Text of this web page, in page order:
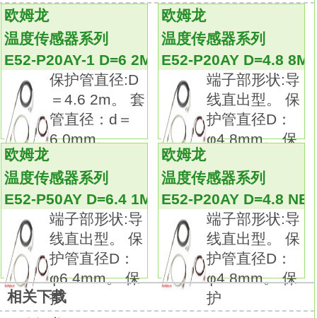
最大256段的程序容量，
支持多种应用程序。
可设定最多8个程序(模式)×32段(步)的程序
E52-P20AY D=6.4 1M
采用高25mm(E5AC-T)、18mm(E5AC-T)的PV
显示(白色)，
提高可视性。
不仅在本体的顶面上，在正面上也配备了工具
端口，
使用通信转换电缆(另售)与计算机相连后，
无需电源接线即可设定。
也可通过CX-Thermo(另售)轻松设定。
实现50ms的高速采样。
带辅助输出(4点)、事件输入(最大6点)、传送输
出，
支持各种应用程序。
欧姆龙
温度传感器系列
E52-P20AY-1 D=6 2M
保护管直径:D
＝4.6 2m。 套
管直径：d＝
6.0mm。
欧姆龙
温度传感器系列
E52-P20AY D=4.8 8M
端子部形状:导
线直出型。 保
护管直径D：
φ4.8mm。 保
欧姆龙
温度传感器系列
E52-P50AY D=6.4 1M
端子部形状:导
线直出型。 保
护管直径D：
φ6.4mm。 保
护
欧姆龙
温度传感器系列
E52-P20AY D=4.8
端子部形状:导
线直出型。 保
护管直径D：
φ4.8mm。 保
护
相关下载